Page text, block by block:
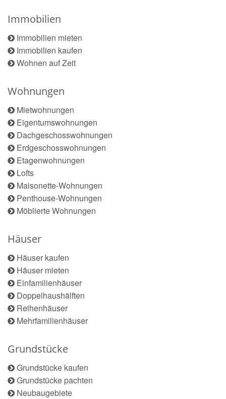
Immobilien
Immobilien mieten
Immobilien kaufen
Wohnen auf Zeit
Wohnungen
Mietwohnungen
Eigentumswohnungen
Dachgeschosswohnungen
Erdgeschosswohnungen
Etagenwohnungen
Lofts
Maisonette-Wohnungen
Penthouse-Wohnungen
Möblierte Wohnungen
Häuser
Häuser kaufen
Häuser mieten
Einfamilienhäuser
Doppelhaushälften
Reihenhäuser
Mehrfamilienhäuser
Grundstücke
Grundstücke kaufen
Grundstücke pachten
Neubaugebiete